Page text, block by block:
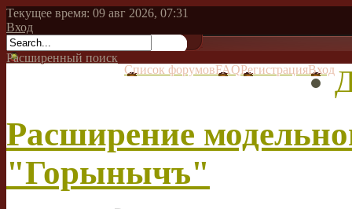
Текущее время: 09 авг 2026, 07:31
Вход
Расширенный поиск
Список форумовFAQРегистрацияВход
Расширение
"Горынычъ"